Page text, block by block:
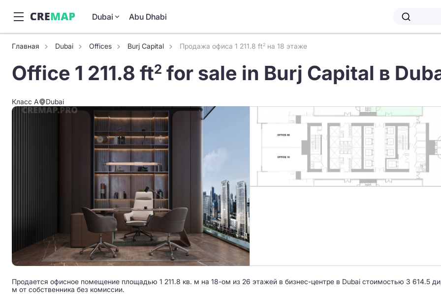
Dubai Abu Dhabi
Главная Dubai Offices Burj Capital Продажа офиса 1 211.8 ft2 на 18 этаже
Office 1 211.8 ft2 for sale in Burj Capital в
Класс A Dubai
Продается офисное помещение площадью 1 211.8 кв. м на 18-ом из 26 этажей в бизнес-центре в Dubai стоимостью 3 614.5
м от собственника без комиссии.